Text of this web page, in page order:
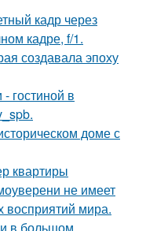
кадр через
кадре, f/1.
создавала эпоху
гостиной в
доме с
квартиры
не имеет
восприятий мира.